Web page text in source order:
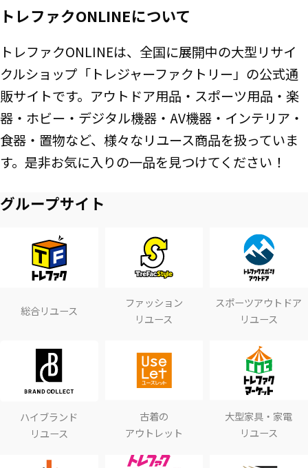
トレファクONLINEについて
トレファクONLINEは、全国に展開中の大型リサイ
クルショップ「トレジャーファクトリー」の公式通
販サイトです。アウトドア用品・スポーツ用品・楽
器・ホビー・デジタル機器・AV機器・インテリア・
食器・置物など、様々なリユース商品を扱っていま
す。是非お気に入りの一品を見つけてください！
グループサイト
総合リユース
ファッション
リユース
スポーツアウトドア
リユース
ハイブランド
リユース
古着の
アウトレット
大型家具・家電
リユース